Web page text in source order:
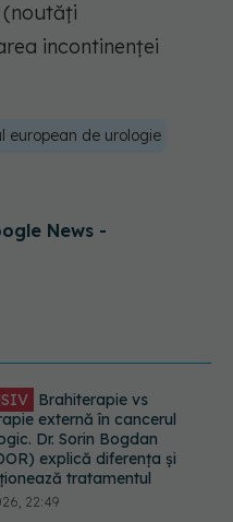
(noutăţi
incontinenţei
european de urologie
News -
De ce unele paciente
de col uterin nu mai ajung
Dr. Sorin Bogdan
Intervenția
doar în situații